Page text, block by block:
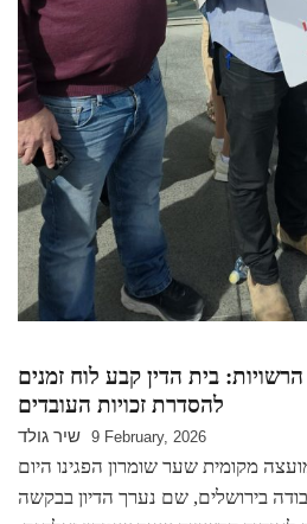
בית הדין קבע לוח זמנים
להסדרת זכויות העובדים
שיר גולד 9 February, 2026
מקומית שער שומרון הפגינו היום
בירושלים, שם נערך הדיון בבקשה